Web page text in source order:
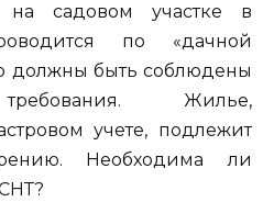
на садовом участке в
по «дачной
должны быть соблюдены
Жилье,
учете, подлежит
Необходима ли